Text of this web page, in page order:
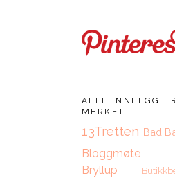
ALLE INNLEGG
MERKET:
13Tretten Bad
Bloggmøte
Bryllup